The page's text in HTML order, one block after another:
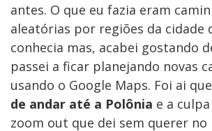
antes. O que eu fazia eram
aleatórias por regiões da cidade
conhecia mas, acabei gostando
passei a ficar planejando novas
usando o Google Maps. Foi ai que
de andar até a Polônia e a
zoom out que dei sem querer no